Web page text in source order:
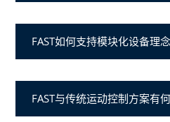
FAST如何支持模块化设备理念
FAST与传统运动控制方案有何